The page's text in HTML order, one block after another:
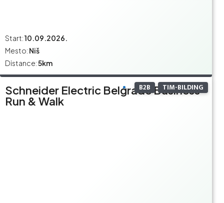
Start:10.09.2026.
Mesto: Niš
Distance:5km
B2B TIM-BILDING
Schneider Electric Belgrade Business
Run & Walk